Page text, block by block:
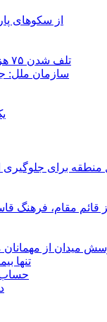
از سکوهای
تلف شدن ۷۵ هزار قطعه ماهی در رودخانه مسقان شیراز بر اثر ورود شورابه فوق‌اشباع
سازمان ملل:
برای
قائم مقام،
میدان از مهمانان میدان:
تنها
حساب‌های